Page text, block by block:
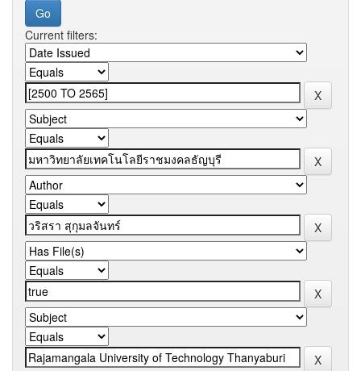
Current filters: